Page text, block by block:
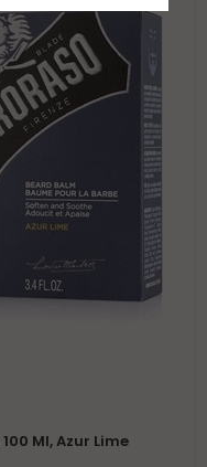
Ml, Azur Lime